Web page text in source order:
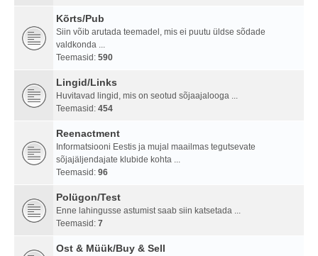
Kõrts/Pub
Siin võib arutada teemadel, mis ei puutu üldse sõdade
valdkonda ...
Teemasid: 590
Lingid/Links
Huvitavad lingid, mis on seotud sõjaajalooga ...
Teemasid: 454
Reenactment
Informatsiooni Eestis ja mujal maailmas tegutsevate
sõjajäljendajate klubide kohta ...
Teemasid: 96
Polügon/Test
Enne lahingusse astumist saab siin katsetada ...
Teemasid: 7
Ost & Müük/Buy & Sell